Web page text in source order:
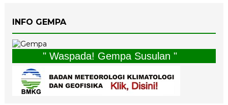
INFO GEMPA
" Waspada! Gempa Susulan "